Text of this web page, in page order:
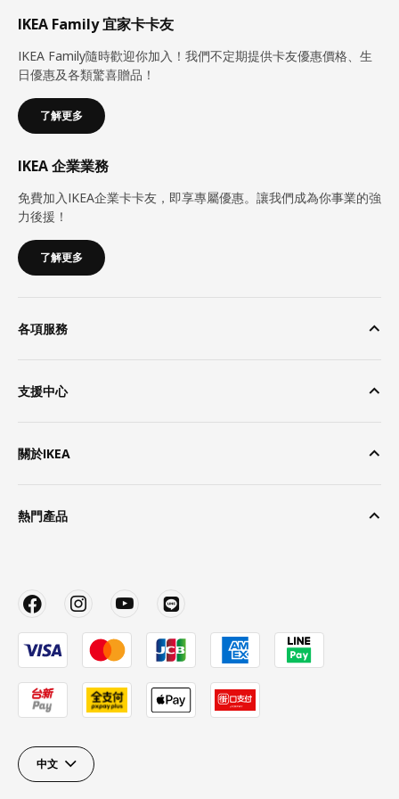
IKEA Family 宜家卡卡友
IKEA Family隨時歡迎你加入！我們不定期提供卡友優惠價格、生
日優惠及各類驚喜贈品！
了解更多
IKEA 企業業務
免費加入IKEA企業卡卡友，即享專屬優惠。讓我們成為你事業的強
力後援！
了解更多
各項服務
支援中心
關於IKEA
熱門產品
中文